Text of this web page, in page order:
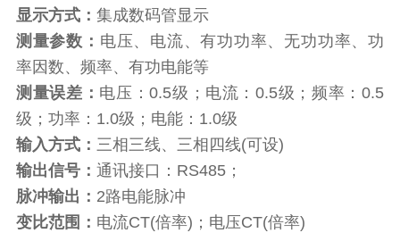
显示方式： 集成数码管显示
测量参数： 电压、电流、有功功率、无功功率、功
率因数、频率、有功电能等
测量误差： 电压：0.5级；电流：0.5级；频率：0.5
级；功率：1.0级；电能：1.0级
输入方式： 三相三线、三相四线(可设)
输出信号： 通讯接口：RS485；
脉冲输出： 2路电能脉冲
变比范围： 电流CT(倍率)；电压CT(倍率)